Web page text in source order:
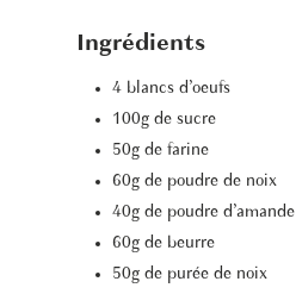
Ingrédients
4 blancs d’oeufs
100g de sucre
50g de farine
60g de poudre de noix
40g de poudre d’amande
60g de beurre
50g de purée de noix